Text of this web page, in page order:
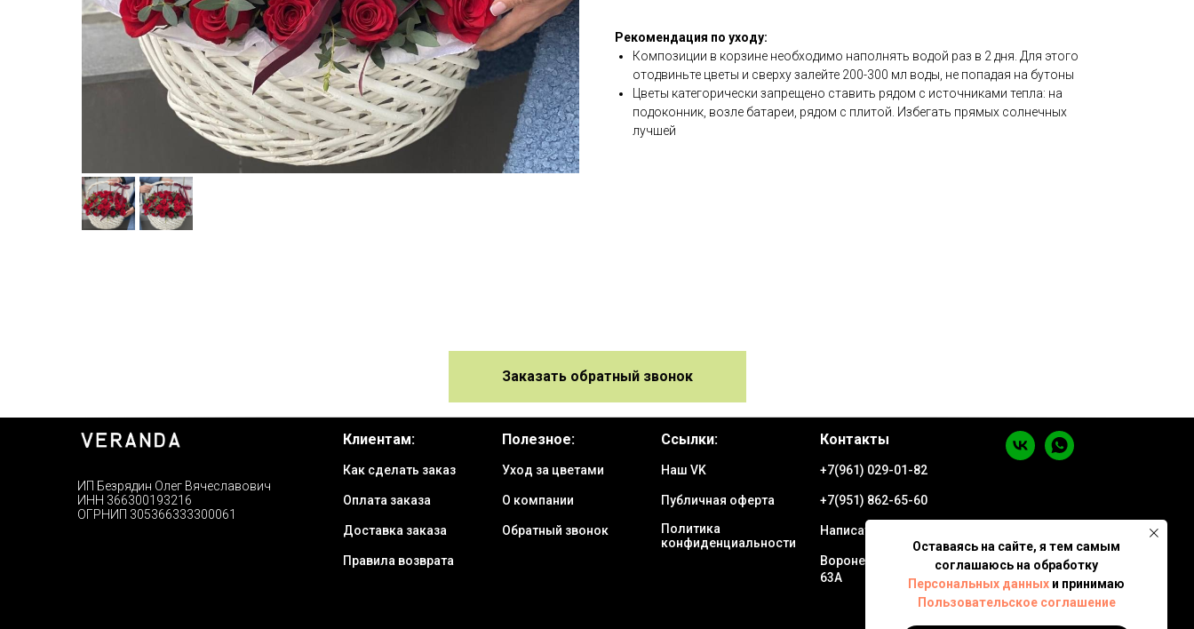
Рекомендация по уходу:
Композиции в корзине необходимо наполнять водой раз в 2 дня. Для этого
отодвиньте цветы и сверху залейте 200-300 мл воды, не попадая на бутоны
Цветы категорически запрещено ставить рядом с источниками тепла: на
подоконник, возле батареи, рядом с плитой. Избегать прямых солнечных
лучшей
Заказать обратный звонок
ИП Безрядин Олег Вячеславович
ИНН 366300193216
ОГРНИП 305366333300061
Клиентам:
Как сделать заказ
Оплата заказа
Доставка заказа
Правила возврата
Полезное:
Уход за цветами
О компании
Обратный звонок
Ссылки:
Наш VK
Публичная оферта
Политика
конфиденциальности
Контакты
+7(961) 029-01-82
+7(951) 862-65-60
Написать в WhatsApp
Воронеж ул. Минская
63А
Оставаясь на сайте, я тем самым
соглашаюсь на обработку
Персональных данных и принимаю
Пользовательское соглашение